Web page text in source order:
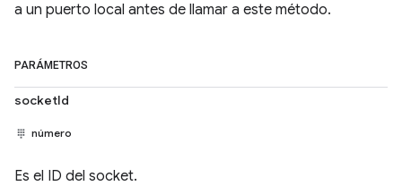
a un puerto local antes de llamar a este método.
PARÁMETROS
socketId
número
Es el ID del socket.